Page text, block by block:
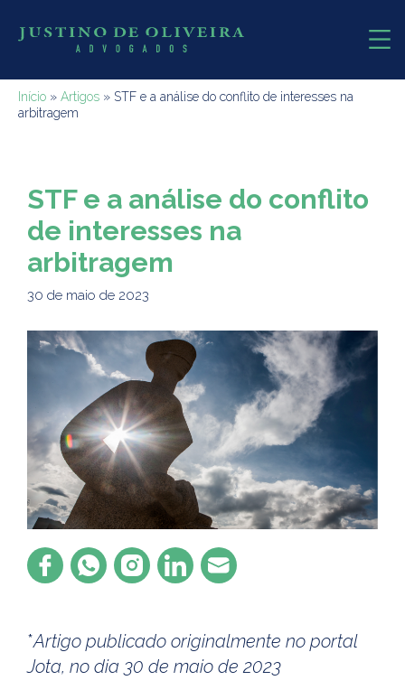
Início » Artigos » STF e a análise do conflito de interesses na
arbitragem
STF e a análise do conflito
de interesses na
arbitragem
30 de maio de 2023
*Artigo publicado originalmente no portal
Jota, no dia 30 de maio de 2023